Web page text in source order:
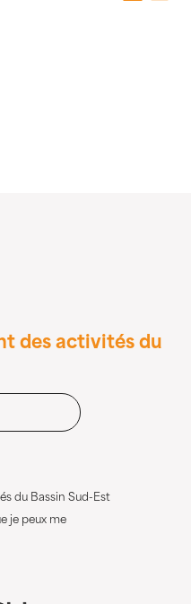
des activités du
du Bassin Sud-Est
je peux me